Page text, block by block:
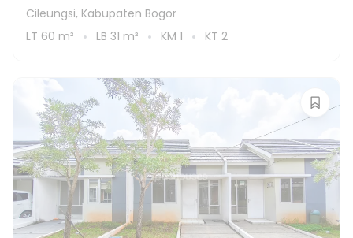
Cileungsi, Kabupaten Bogor
LT 60 m² LB 31 m² KM 1 KT 2